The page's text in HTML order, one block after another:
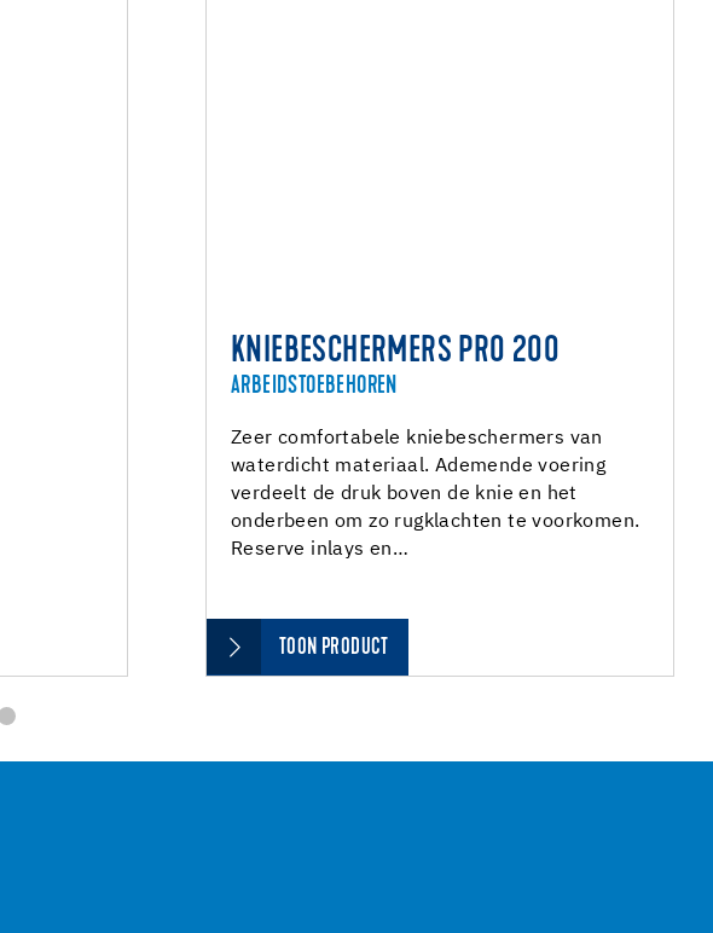
KNIEBESCHERMERS PRO 200
ARBEIDSTOEBEHOREN
Zeer comfortabele kniebeschermers van
waterdicht materiaal. Ademende voering
verdeelt de druk boven de knie en het
onderbeen om zo rugklachten te voorkomen.
Reserve inlays en…
TOON PRODUCT